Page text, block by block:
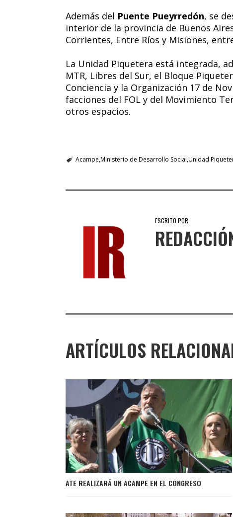
Además del Puente Pueyrredón, se
interior de la provincia de Buenos
Corrientes, Entre Ríos y Misiones,
La Unidad Piquetera está integrada,
MTR, Libres del Sur, el Bloque
Conciencia y la Organización 17 de
facciones del FOL y del Movimiento
otros espacios.
Acampe Ministerio de Desarrollo Social Unidad
ESCRITO POR
ARTÍCULOS
ATE REALIZARÁ UN ACAMPE EN EL CONGRESO